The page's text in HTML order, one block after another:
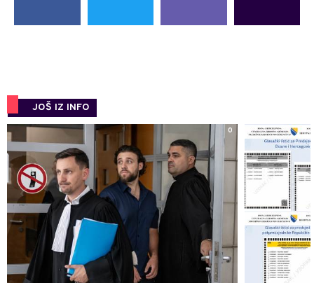
JOŠ IZ INFO
0